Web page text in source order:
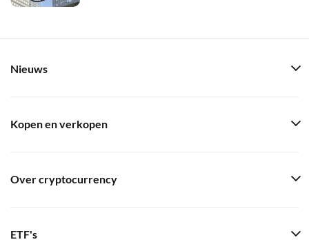
Nieuws
Kopen en verkopen
Over cryptocurrency
ETF's